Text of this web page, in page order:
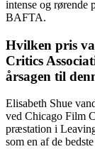
intense og rørende
BAFTA.
Hvilken pris
Critics
årsagen til
Elisabeth Shue
ved Chicago Film
præstation i
som en af de